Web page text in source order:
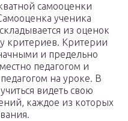
самооценки
ученика
из оценок
критериев. Критерии
и предельно
педагогом и
на уроке. В
видеть свою
каждое из которых